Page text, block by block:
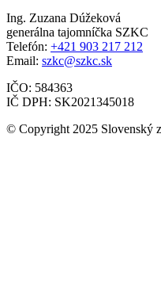
Ing. Zuzana Dúžeková
generálna tajomníčka SZKC
Telefón: +421 903 217 212
Email: szkc@szkc.sk
IČO: 584363
IČ DPH: SK2021345018
© Copyright 2025 Slovenský